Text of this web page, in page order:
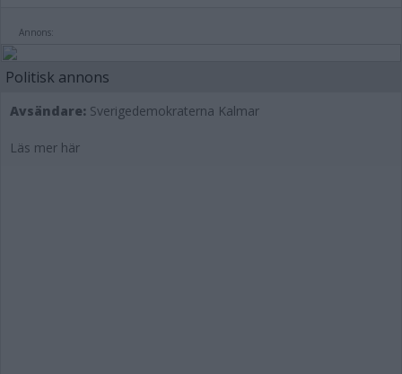
Annons:
Politisk annons
Avsändare: Sverigedemokraterna Kalmar
Läs mer här